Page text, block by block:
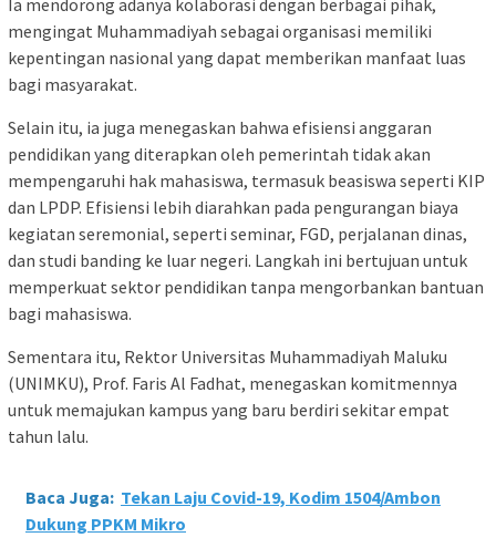
mengingat Muhammadiyah sebagai organisasi memiliki
kepentingan nasional yang dapat memberikan manfaat luas
bagi masyarakat.
Selain itu, ia juga menegaskan bahwa efisiensi anggaran
pendidikan yang diterapkan oleh pemerintah tidak akan
mempengaruhi hak mahasiswa, termasuk beasiswa seperti KIP
dan LPDP. Efisiensi lebih diarahkan pada pengurangan biaya
kegiatan seremonial, seperti seminar, FGD, perjalanan dinas,
dan studi banding ke luar negeri. Langkah ini bertujuan untuk
memperkuat sektor pendidikan tanpa mengorbankan bantuan
bagi mahasiswa.
Sementara itu, Rektor Universitas Muhammadiyah Maluku
(UNIMKU), Prof. Faris Al Fadhat, menegaskan komitmennya
untuk memajukan kampus yang baru berdiri sekitar empat
tahun lalu.
Baca Juga: Tekan Laju Covid-19, Kodim 1504/Ambon
Dukung PPKM Mikro